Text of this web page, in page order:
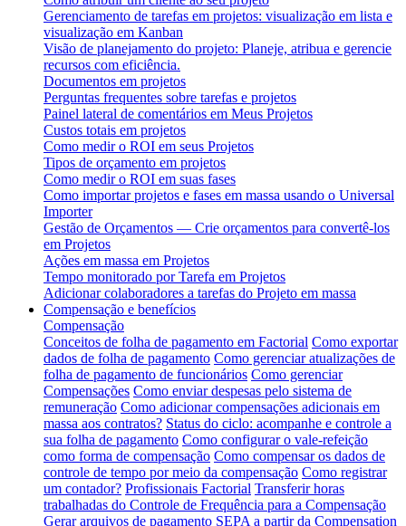
Gerenciamento de tarefas em projetos: visualização em lista e
visualização em Kanban
Visão de planejamento do projeto: Planeje, atribua e gerencie
recursos com eficiência.
Documentos em projetos
Perguntas frequentes sobre tarefas e projetos
Painel lateral de comentários em Meus Projetos
Custos totais em projetos
Como medir o ROI em seus Projetos
Tipos de orçamento em projetos
Como medir o ROI em suas fases
Como importar projetos e fases em massa usando o Universal
Importer
Gestão de Orçamentos — Crie orçamentos para convertê-los
em Projetos
Ações em massa em Projetos
Tempo monitorado por Tarefa em Projetos
Adicionar colaboradores a tarefas do Projeto em massa
Compensação e benefícios
Compensação
Conceitos de folha de pagamento em Factorial Como exportar
dados de folha de pagamento Como gerenciar atualizações de
folha de pagamento de funcionários Como gerenciar
Compensações Como enviar despesas pelo sistema de
remuneração Como adicionar compensações adicionais em
massa aos contratos? Status do ciclo: acompanhe e controle a
sua folha de pagamento Como configurar o vale-refeição
como forma de compensação Como compensar os dados de
controle de tempo por meio da compensação Como registrar
um contador? Profissionais Factorial Transferir horas
trabalhadas do Controle de Frequência para a Compensação
Gerar arquivos de pagamento SEPA a partir da Compensation